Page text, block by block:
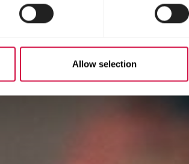
Allow selection